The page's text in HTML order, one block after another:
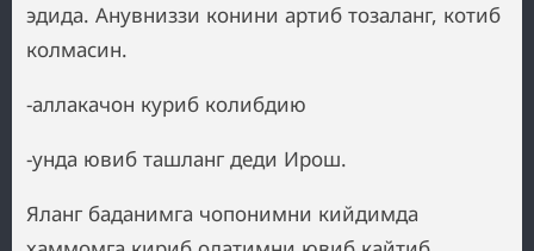
эдида. Анувниззи конини артиб тозаланг, котиб
колмасин.
-аллакачон куриб колибдию
-унда ювиб ташланг деди Ирош.
Яланг баданимга чопонимни кийдимда